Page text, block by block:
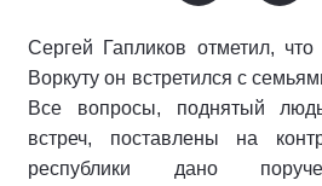
Сергей Гапликов отметил,
Воркуту он встретился с
Все вопросы, поднятый
встреч, поставлены на
республики дано